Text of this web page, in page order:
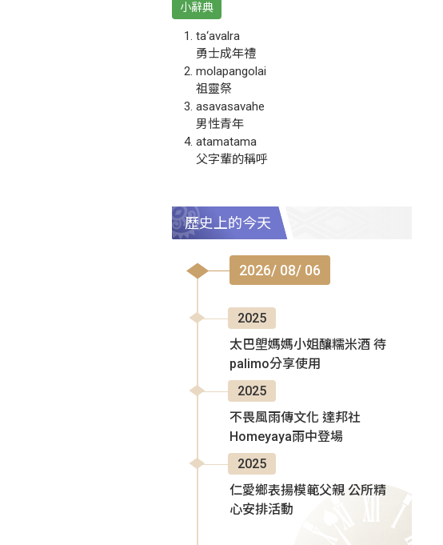
小辭典
ta‘avalra
勇士成年禮
molapangolai
祖靈祭
asavasavahe
男性青年
atamatama
父字輩的稱呼
歷史上的今天
2026/ 08/ 06
2025
太巴塱媽媽小姐釀糯米酒 待
palimo分享使用
2025
不畏風雨傳文化 達邦社
Homeyaya雨中登場
2025
仁愛鄉表揚模範父親 公所精
心安排活動